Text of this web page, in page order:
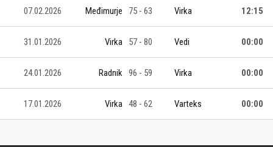
07.02.2026 Međimurje 75 - 63 Virka 12:15
31.01.2026 Virka 57 - 80 Vedi 00:00
24.01.2026 Radnik 96 - 59 Virka 00:00
17.01.2026 Virka 48 - 62 Varteks 00:00